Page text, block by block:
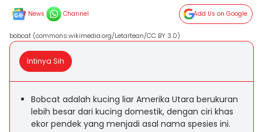
News Channel Add Us on Google
bobcat (commons.wikimedia.org/Letartean/CC BY 3.0)
Intinya Sih
Bobcat adalah kucing liar Amerika Utara berukuran
lebih besar dari kucing domestik, dengan ciri khas
ekor pendek yang menjadi asal nama spesies ini.